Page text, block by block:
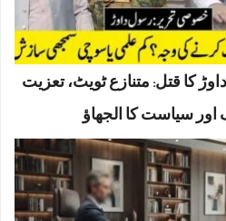
کا قتل: متنازع ٹویٹ، تعزیت
اور سیاست کا الجھاؤ